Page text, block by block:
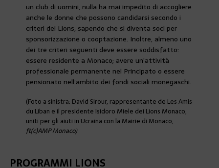
un club di uomini, nulla ha mai impedito di accogliere
anche le donne che possono candidarsi secondo i
criteri dei Lions, sapendo che si diventa soci per
sponsorizzazione o cooptazione. Inoltre, almeno uno
dei tre criteri seguenti deve essere soddisfatto:
essere residente a Monaco; avere un’attività
professionale permanente nel Principato o essere
pensionato nell’ambito dei fondi sociali monegaschi.
(Foto a sinistra: David Sirour, rappresentante de Les Amis
du Liban e il presidente Isidoro Miele dei Lions Monaco,
uniti per gli aiuti in Ucraina con la Mairie di Monaco,
ft(c)AMP Monaco)
PROGRAMMI LIONS